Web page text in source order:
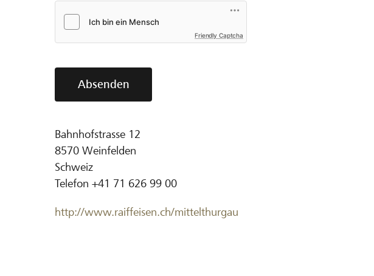
Friendly Captcha
Absenden
Bahnhofstrasse 12
8570 Weinfelden
Schweiz
Telefon +41 71 626 99 00
http://www.raiffeisen.ch/mittelthurgau